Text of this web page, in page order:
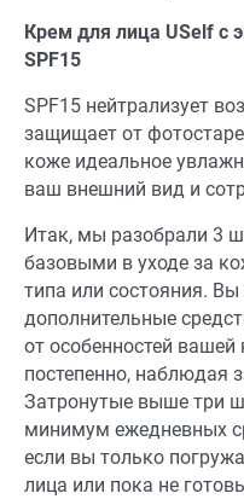
Крем для лица USelf c
SPF15
SPF15 нейтрализует
защищает от
коже идеальное
ваш внешний вид и
Итак, мы разобрали 3
базовыми в уходе за
типа или состояния.
дополнительные
от особенностей
постепенно, наблюдая
Затронутые выше три
минимум ежедневных
если вы только
лица или пока не